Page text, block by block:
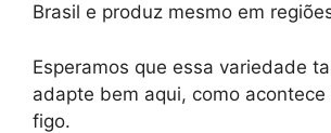
Brasil e produz mesmo em
Esperamos que essa variedade
adapte bem aqui, como
figo.